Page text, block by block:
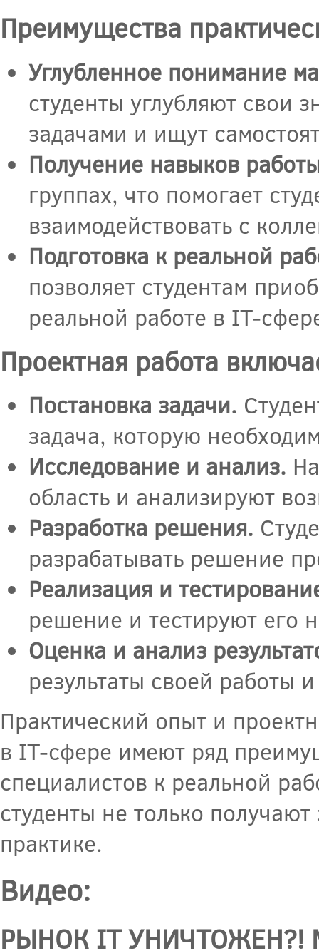
Преимущества
Углубленное понимание
студенты углубляют свои
задачами и ищут
Получение навыков
группах, что помогает
взаимодействовать с
Подготовка к реальной
позволяет студентам
реальной работе в IT-
Проектная работа
Постановка задачи.
задача, которую
Исследование и анализ.
область и анализируют
Разработка решения.
разрабатывать решение
Реализация и
решение и тестируют его
Оценка и анализ
результаты своей работы
Практический опыт и
в IT-сфере имеют ряд
специалистов к реальной
студенты не только
практике.
Видео:
РЫНОК IT УНИЧТОЖЕН?!